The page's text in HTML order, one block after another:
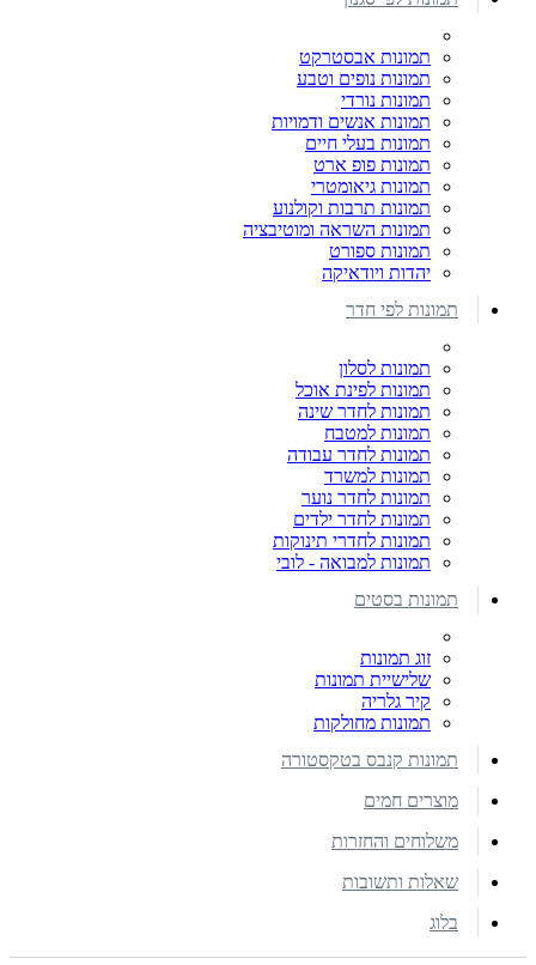
תמונות אבסטרקט
תמונות נופים וטבע
תמונות נורדי
תמונות אנשים ודמויות
תמונות בעלי חיים
תמונות פופ ארט
תמונות גיאומטרי
תמונות תרבות וקולנוע
תמונות השראה ומוטיבציה
תמונות ספורט
יהדות ויודאיקה
תמונות לפי חדר
תמונות לסלון
תמונות לפינת אוכל
תמונות לחדר שינה
תמונות למטבח
תמונות לחדר עבודה
תמונות למשרד
תמונות לחדר נוער
תמונות לחדר ילדים
תמונות לחדרי תינוקות
תמונות למבואה - לובי
תמונות בסטים
זוג תמונות
שלישיית תמונות
קיר גלריה
תמונות מחולקות
תמונות קנבס בטקסטורה
מוצרים חמים
משלוחים והחזרות
שאלות ותשובות
בלוג